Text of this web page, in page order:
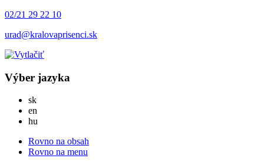
02/21 29 22 10
urad@kralovaprisenci.sk
Výber jazyka
skSlovensky
en
hu
Rovno na obsah
Rovno na menu